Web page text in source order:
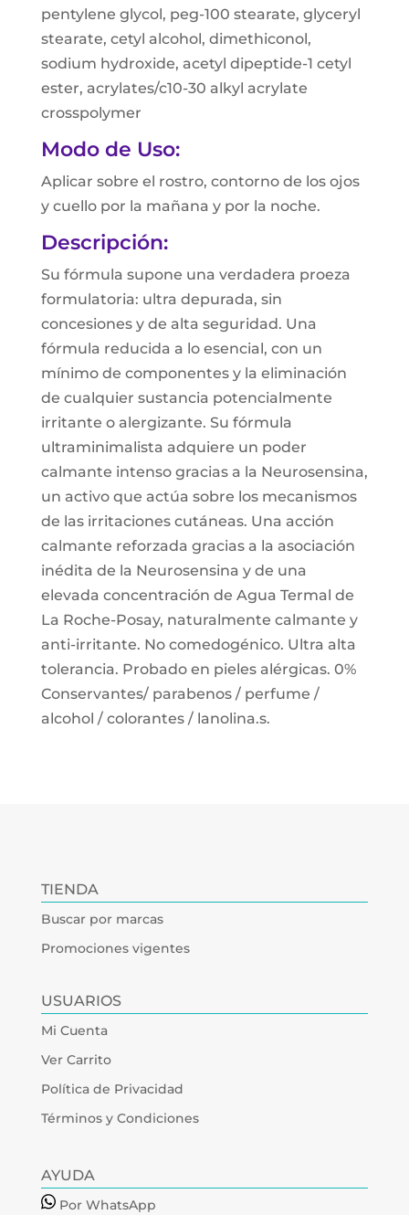
pentylene glycol, peg-100 stearate, glyceryl
stearate, cetyl alcohol, dimethiconol,
sodium hydroxide, acetyl dipeptide-1 cetyl
ester, acrylates/c10-30 alkyl acrylate
crosspolymer
Modo de Uso:
Aplicar sobre el rostro, contorno de los ojos
y cuello por la mañana y por la noche.
Descripción:
Su fórmula supone una verdadera proeza
formulatoria: ultra depurada, sin
concesiones y de alta seguridad. Una
fórmula reducida a lo esencial, con un
mínimo de componentes y la eliminación
de cualquier sustancia potencialmente
irritante o alergizante. Su fórmula
ultraminimalista adquiere un poder
calmante intenso gracias a la Neurosensina,
un activo que actúa sobre los mecanismos
de las irritaciones cutáneas. Una acción
calmante reforzada gracias a la asociación
inédita de la Neurosensina y de una
elevada concentración de Agua Termal de
La Roche-Posay, naturalmente calmante y
anti-irritante. No comedogénico. Ultra alta
tolerancia. Probado en pieles alérgicas. 0%
Conservantes/ parabenos / perfume /
alcohol / colorantes / lanolina.s.
TIENDA
Buscar por marcas
Promociones vigentes
USUARIOS
Mi Cuenta
Ver Carrito
Política de Privacidad
Términos y Condiciones
AYUDA
Por WhatsApp